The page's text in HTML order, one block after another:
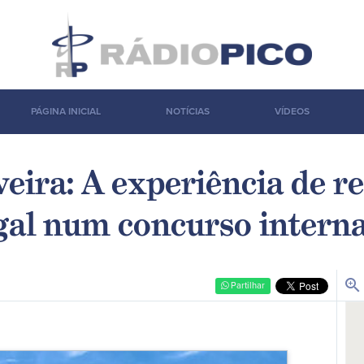
PÁGINA INICIAL NOTÍCIAS VÍDEOS
A experiência de
num concurso
Partilhar zoom_in